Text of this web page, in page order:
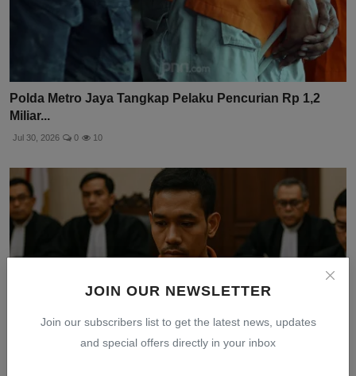
JOIN OUR NEWSLETTER
Join our subscribers list to get the latest news, updates
and special offers directly in your inbox
Polda Metro Jaya Tangkap Pelaku Pencurian Rp 1,2
Miliar...
Jul 30, 2026 0 10